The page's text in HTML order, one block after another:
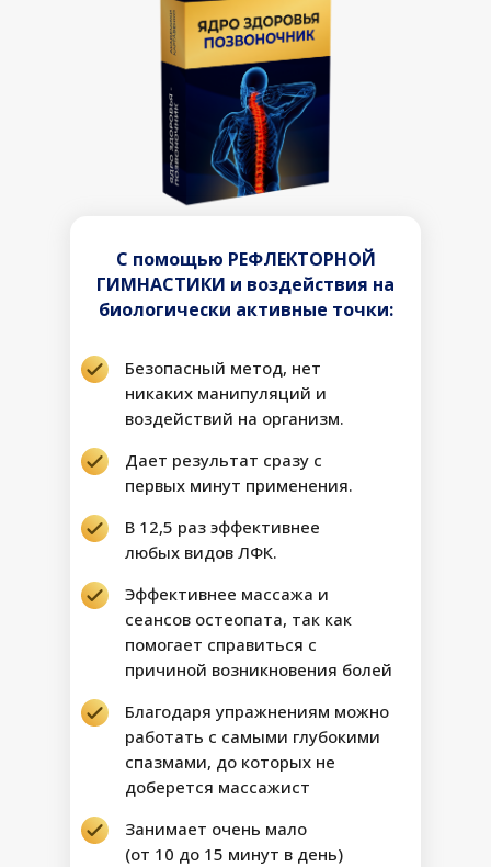
С помощью РЕФЛЕКТОРНОЙ
ГИМНАСТИКИ и воздействия на
биологически активные точки:
Занимает очень мало
(от 10 до 15 минут в день)
Дает результат сразу с
первых минут применения.
Безопасный метод, нет
никаких манипуляций и
воздействий на организм.
В 12,5 раз эффективнее
любых видов ЛФК.
Эффективнее массажа и
сеансов остеопата, так как
помогает справиться с
причиной возникновения болей
Благодаря упражнениям можно
работать с самыми глубокими
спазмами, до которых не
доберется массажист